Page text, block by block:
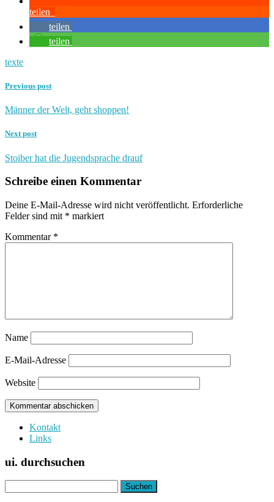
teilen
teilen
teilen
texte
Previous post
Männer der Welt, geht shoppen!
Next post
Stoiber hat die Jugendsprache drauf
Schreibe einen Kommentar
Deine E-Mail-Adresse wird nicht veröffentlicht. Erforderliche
Felder sind mit * markiert
Kommentar *
Name
E-Mail-Adresse
Website
Kontakt
Links
ui. durchsuchen
nach: